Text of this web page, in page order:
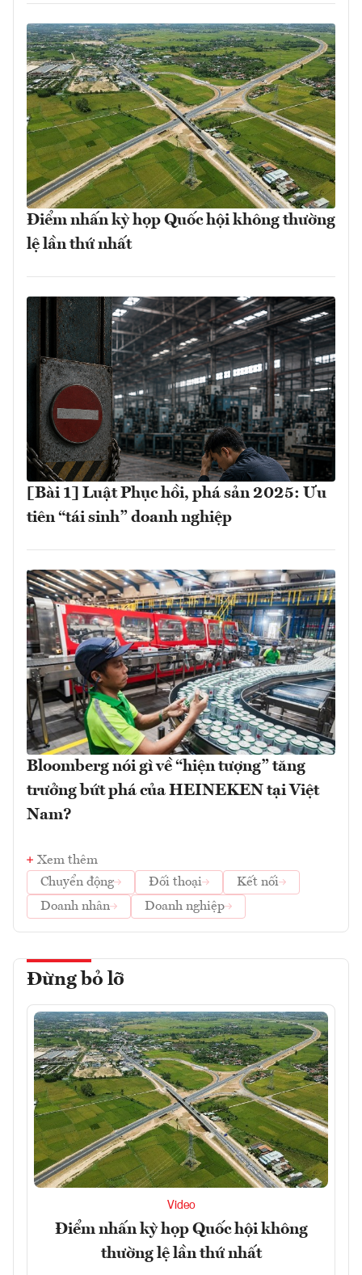
Điểm nhấn kỳ họp Quốc hội không thường
lệ lần thứ nhất
[Bài 1] Luật Phục hồi, phá sản 2025: Ưu
tiên “tái sinh” doanh nghiệp
Bloomberg nói gì về “hiện tượng” tăng
trưởng bứt phá của HEINEKEN tại Việt
Nam?
Xem thêm
Chuyển động
Đối thoại
Kết nối
Doanh nhân
Doanh nghiệp
Đừng bỏ lỡ
Video
Điểm nhấn kỳ họp Quốc hội không
thường lệ lần thứ nhất